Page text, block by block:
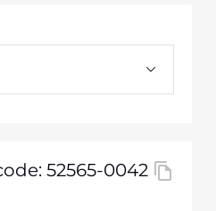
52565-0042